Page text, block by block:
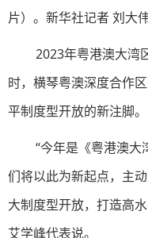
片）。新华社记者 刘大
2023年粤港澳大湾
时，横琴粤澳深度合作
平制度型开放的新注脚。
“今年是《粤港澳
们将以此为新起点，主
大制度型开放，打造高
艾学峰代表说。